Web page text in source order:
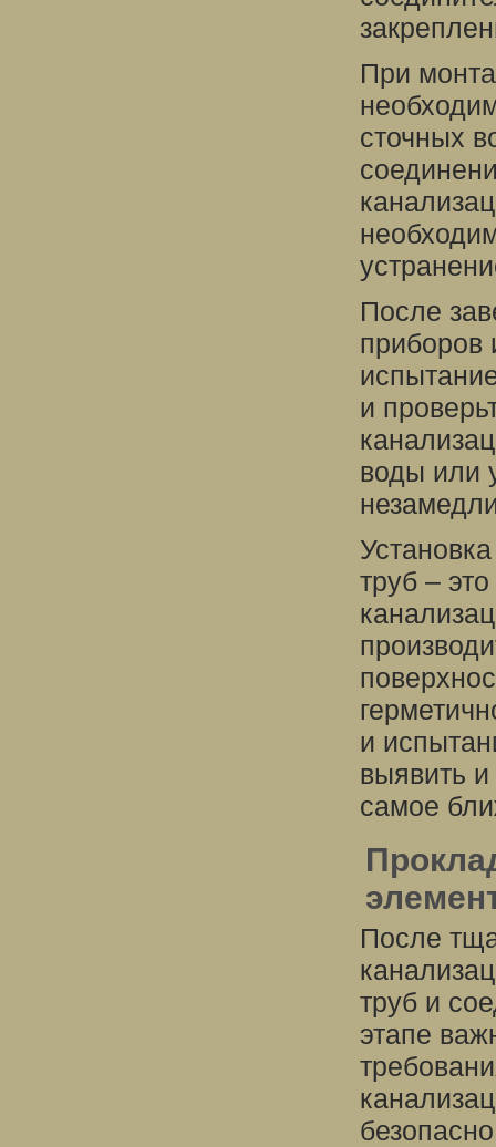
При
сточных
После
приборов
и
воды или
труб –
и
выявить
самое
После
труб и
этапе